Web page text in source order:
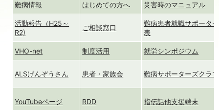
難病情報 はじめての方へ 災害時のマニュアル
活動報告（H25～
R2)
ご相談窓口
難病患者就職サポータ
表
VHO-net 制度活用 就労シンポジウム
ALSげんぞうさん 患者・家族会 難病サポーターズクラブ
YouTubeページ RDD 指伝話他支援端末